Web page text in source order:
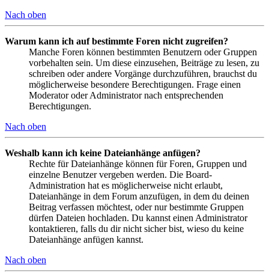
Nach oben
Warum kann ich auf bestimmte Foren nicht zugreifen?
Manche Foren können bestimmten Benutzern oder Gruppen
vorbehalten sein. Um diese einzusehen, Beiträge zu lesen, zu
schreiben oder andere Vorgänge durchzuführen, brauchst du
möglicherweise besondere Berechtigungen. Frage einen
Moderator oder Administrator nach entsprechenden
Berechtigungen.
Nach oben
Weshalb kann ich keine Dateianhänge anfügen?
Rechte für Dateianhänge können für Foren, Gruppen und
einzelne Benutzer vergeben werden. Die Board-
Administration hat es möglicherweise nicht erlaubt,
Dateianhänge in dem Forum anzufügen, in dem du deinen
Beitrag verfassen möchtest, oder nur bestimmte Gruppen
dürfen Dateien hochladen. Du kannst einen Administrator
kontaktieren, falls du dir nicht sicher bist, wieso du keine
Dateianhänge anfügen kannst.
Nach oben